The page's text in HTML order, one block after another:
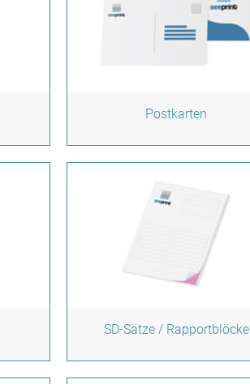
Postkarten
SD-Sätze / Rapportblöcke